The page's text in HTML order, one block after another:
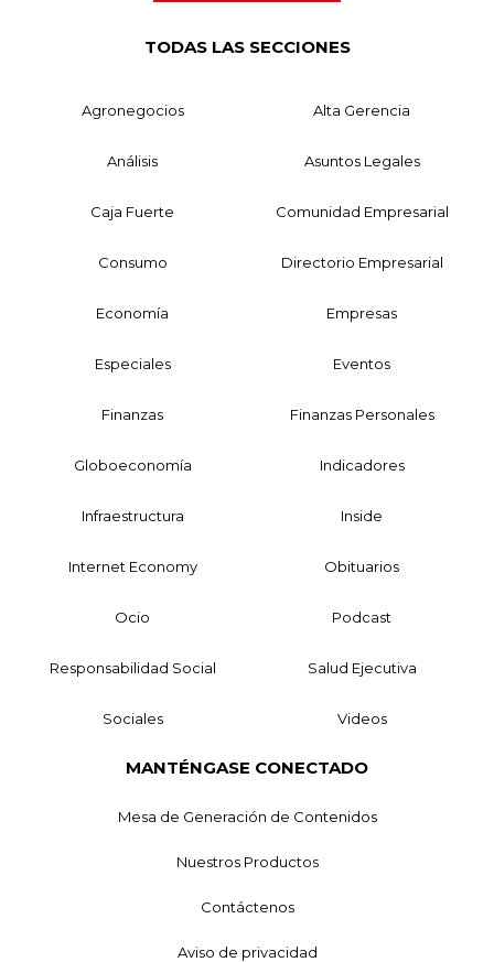
TODAS LAS SECCIONES
Agronegocios Alta Gerencia
Análisis Asuntos Legales
Caja Fuerte Comunidad Empresarial
Consumo Directorio Empresarial
Economía Empresas
Especiales Eventos
Finanzas Finanzas Personales
Globoeconomía Indicadores
Infraestructura Inside
Internet Economy Obituarios
Ocio Podcast
Responsabilidad Social Salud Ejecutiva
Sociales Videos
MANTÉNGASE CONECTADO
Mesa de Generación de Contenidos
Nuestros Productos
Contáctenos
Aviso de privacidad